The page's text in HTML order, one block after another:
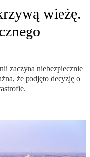
wieżę.
zaczyna niebezpiecznie
że podjęto decyzję o